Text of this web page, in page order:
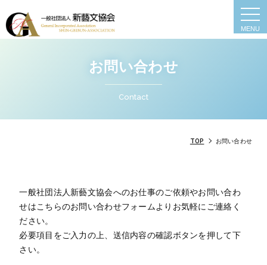
お問い合わせ
Contact
TOP お問い合わせ
一般社団法人新藝文協会へのお仕事のご依頼やお問い合わ
せはこちらのお問い合わせフォームよりお気軽にご連絡く
ださい。
必要項目をご入力の上、送信内容の確認ボタンを押して下
さい。